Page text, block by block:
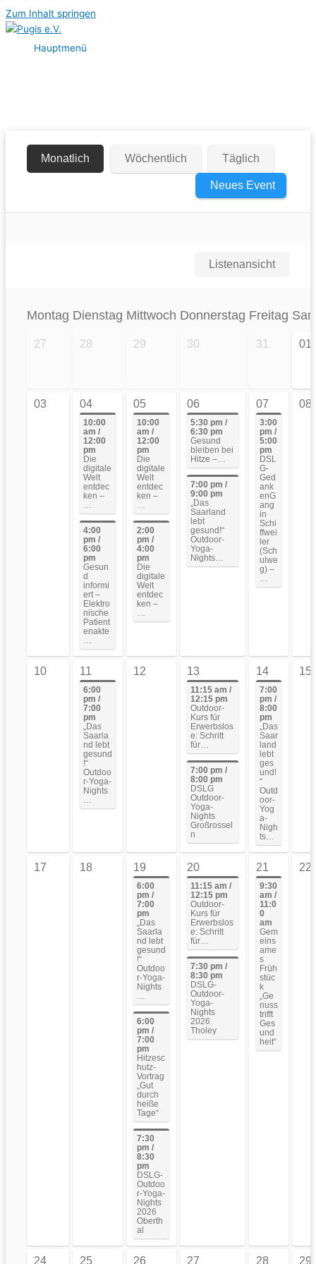
Zum Inhalt springen
Hauptmenü
Monatlich Wöchentlich Täglich
Neues Event
Listenansicht
Montag Dienstag Mittwoch Donnerstag Freitag
27 28 29 30 31 01
03 04
10:00
am /
12:00
pm
Die
digitale
Welt
entdec
ken –
…
4:00
pm /
6:00
pm
Gesun
d
informi
ert –
Elektro
nische
Patient
enakte
…
05
10:00
am /
12:00
pm
Die
digitale
Welt
entdec
ken –
…
2:00
pm /
4:00
pm
Die
digitale
Welt
entdec
ken –
…
06
5:30 pm /
6:30 pm
Gesund
bleiben bei
Hitze –…
7:00 pm /
9:00 pm
„Das
Saarland
lebt
gesund!“
Outdoor-
Yoga-
Nights…
07
3:00
pm /
5:00
pm
DSL
G-
Ged
ank
enG
ang
in
Schi
ffwei
ler
(Sch
ulwe
g) –
…
08
10 11
6:00
pm /
7:00
pm
„Das
Saarla
nd lebt
gesund
!“
Outdoo
r-Yoga-
Nights
…
12 13
11:15 am /
12:15 pm
Outdoor-
Kurs für
Erwerbslos
e: Schritt
für…
7:00 pm /
8:00 pm
DSLG
Outdoor-
Yoga-
Nights
Großrossel
n
14
7:00
pm /
8:00
pm
„Das
Saar
land
lebt
ges
und!
“
Outd
oor-
Yog
a-
Nigh
ts…
15
17 18 19
6:00
pm /
7:00
pm
„Das
Saarla
nd lebt
gesund
!“
Outdoo
r-Yoga-
Nights
…
6:00
pm /
7:00
pm
Hitzesc
hutz-
Vortrag
„Gut
durch
heiße
Tage“
7:30
pm /
8:30
pm
DSLG-
Outdoo
r-Yoga-
Nights
2026
Oberth
al
20
11:15 am /
12:15 pm
Outdoor-
Kurs für
Erwerbslos
e: Schritt
für…
7:30 pm /
8:30 pm
DSLG-
Outdoor-
Yoga-
Nights
2026
Tholey
21
9:30
am /
11:0
0
am
Gem
eins
ame
s
Früh
stüc
k
„Ge
nuss
trifft
Ges
und
heit“
22
24 25 26 27 28 29